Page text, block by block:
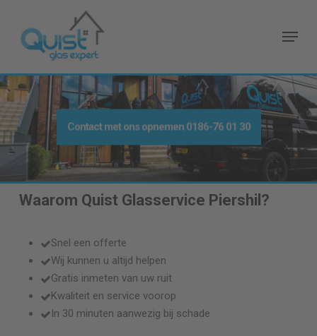
main
Menu
Contact met ons opnemen 0186-76 01 30
Waarom Quist Glasservice Piershil ?
Snel een offerte
Wij kunnen u altijd helpen
Gratis inmeten van uw ruit
Kwaliteit en service voorop
In 30 minuten aanwezig bij schade